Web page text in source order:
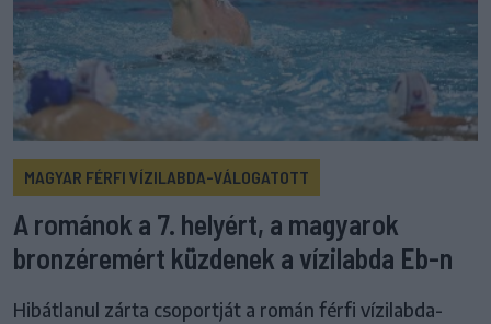
MAGYAR FÉRFI VÍZILABDA-VÁLOGATOTT
A románok a 7. helyért, a magyarok
bronzéremért küzdenek a vízilabda Eb-n
Hibátlanul zárta csoportját a román férfi vízilabda-